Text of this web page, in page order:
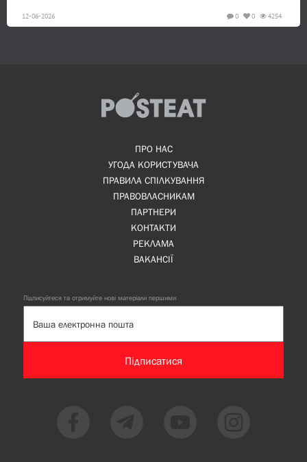
12-06-2026 4254
0
0
ПРО НАС
УГОДА КОРИСТУВАЧА
ПРАВИЛА СПІЛКУВАННЯ
ПРАВОВЛАСНИКАМ
ПАРТНЕРИ
КОНТАКТИ
РЕКЛАМА
ВАКАНСІЇ
Підписуйтеся та отримуйте нові матеріали першими
Підписатися